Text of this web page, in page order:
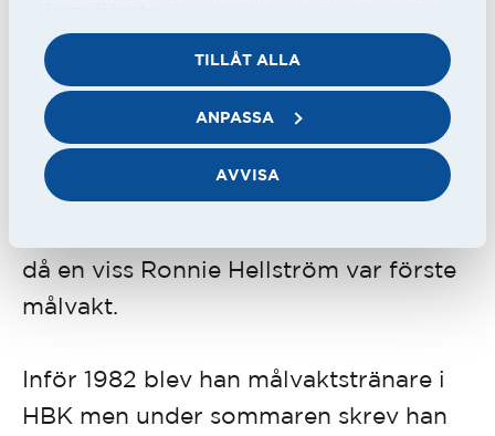
TILLÅT ALLA
ANPASSA
AVVISA
dubbla SM-guld och tillsammans med
Lars-Göran Karlsson och Lars-Erik
Larsson är han de enda som vunnit
fyra seriesegrar för HBK. Han var även
uttagen ett antal gånger i
då en viss Ronnie Hellström var förste
målvakt.
Inför 1982 blev han målvaktstränare i
HBK men under sommaren skrev han